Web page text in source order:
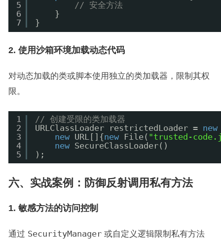
5
6
7
// 安全方法
}
}
2. 使用沙箱环境加载动态代码
对动态加载的类或脚本使用独立的类加载器，限制其权
限。
1
2
3
4
5
// 创建受限的类加载器
URLClassLoader restrictedLoader = new
new URL[]{new File( "trusted-
new SecureClassLoader()
);
六、实战案例：防御反射调用私有方法
1. 敏感方法的访问控制
通过 SecurityManager或自定义逻辑限制私有方法